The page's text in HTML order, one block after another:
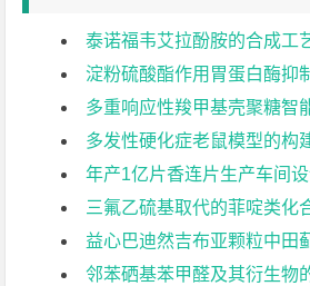
泰诺福韦艾拉酚胺的合成工
淀粉硫酸酯作用胃蛋白酶抑
多重响应性羧甲基壳聚糖智能水凝胶的制
多发性硬化症老鼠模型的构
年产1亿片香连片生产车间
三氟乙硫基取代的菲啶类化
益心巴迪然吉布亚颗粒中田蓟苷的
邻苯硒基苯甲醛及其衍生物的